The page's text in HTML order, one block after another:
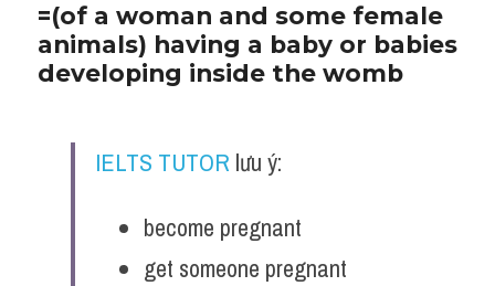
Ngân hàng đề thi máy
Report đề thi thật IELTS
=(of a woman and some female
animals) having a baby or babies
developing inside the womb
IELTS TUTOR lưu ý:
become pregnant
get someone pregnant